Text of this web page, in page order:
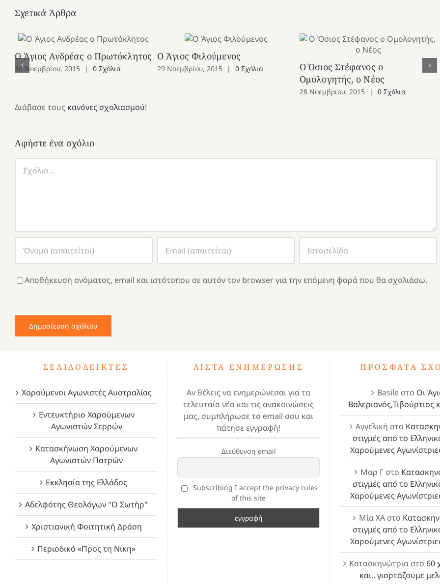
Σχετικά Άρθρα
Ο Άγιος Ανδρέας ο Πρωτόκλητος
30 Νοεμβρίου, 2015 | 0 Σχόλια
Ο Άγιος Φιλούμενος
29 Νοεμβρίου, 2015 | 0 Σχόλια
Ο Όσιος Στέφανος ο
Ομολογητής, ο Νέος
28 Νοεμβρίου, 2015 | 0 Σχόλια
Διάβασε τους κανόνες σχολιασμού!
Αφήστε ένα σχόλιο
Αποθήκευση ονόματος, email και ιστότοπου σε αυτόν τον browser για την επόμενη φορά που θα σχολιάσω.
ΣΕΛΙΔΟΔΕΊΚΤΕΣ
Χαρούμενοι Αγωνιστές Αυστραλίας
Εντευκτήριο Χαρούμενων
Αγωνιστών Σερρών
Κατασκήνωση Χαρούμενων
Αγωνιστών Πατρών
Εκκλησία της Ελλάδος
Αδελφότης Θεολόγων "Ο Σωτήρ"
Χριστιανική Φοιτητική Δράση
Περιοδικό «Προς τη Νίκη»
ΛΊΣΤΑ ΕΝΗΜΈΡΩΣΗΣ
Αν θέλεις να ενημερώνεσαι για τα
τελευταία νέα και τις ανακοινώσεις
μας, συμπλήρωσε το email σου και
πάτησε εγγραφή!
Διεύθυνση email
Subscribing I accept the privacy rules
of this site
ΠΡΌΣΦΑΤΑ
Basileστο Οι
Βαλεριανός,Τιβούρτιος
Αγγελική στο
στιγμές από το
Χαρούμενες
Μαρ Γστο
στιγμές από το
Χαρούμενες
Μία ΧΑστο
στιγμές από το
Χαρούμενες
Κατασκηνώτριαστο 60
και.. γιορτάζουμε